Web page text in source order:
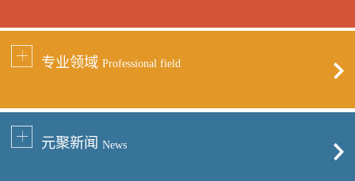
专业领域 Professional field
元聚新闻 News